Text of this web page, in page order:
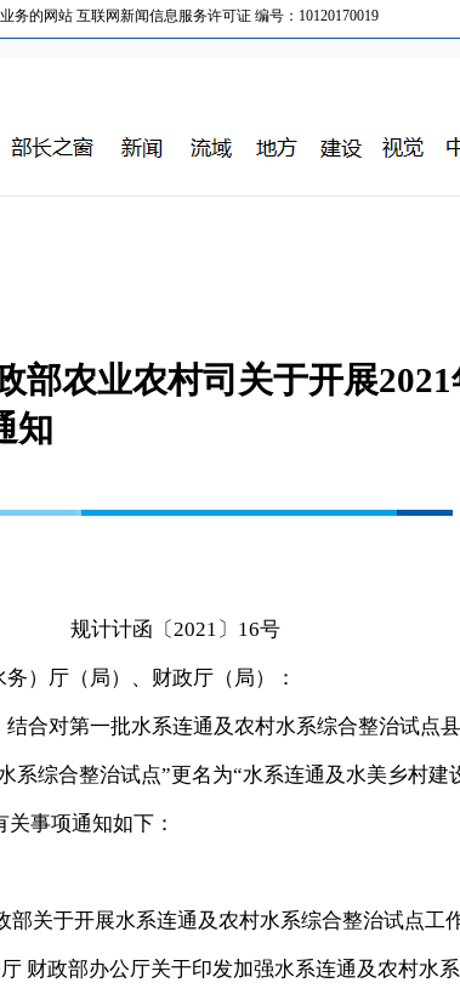
务的网站 互联网新闻信息服务许可证 编号：10120170019
部农业农村司关于开展
知
规计计函〔2021〕16号
）厅（局）、财政厅（局）：
对第一批水系连通及农村水系综合整治试点
系综合整治试点”更名为“水系连通及水美乡村建
事项通知如下：
关于开展水系连通及农村水系综合整治试点工
厅 财政部办公厅关于印发加强水系连通及农村水